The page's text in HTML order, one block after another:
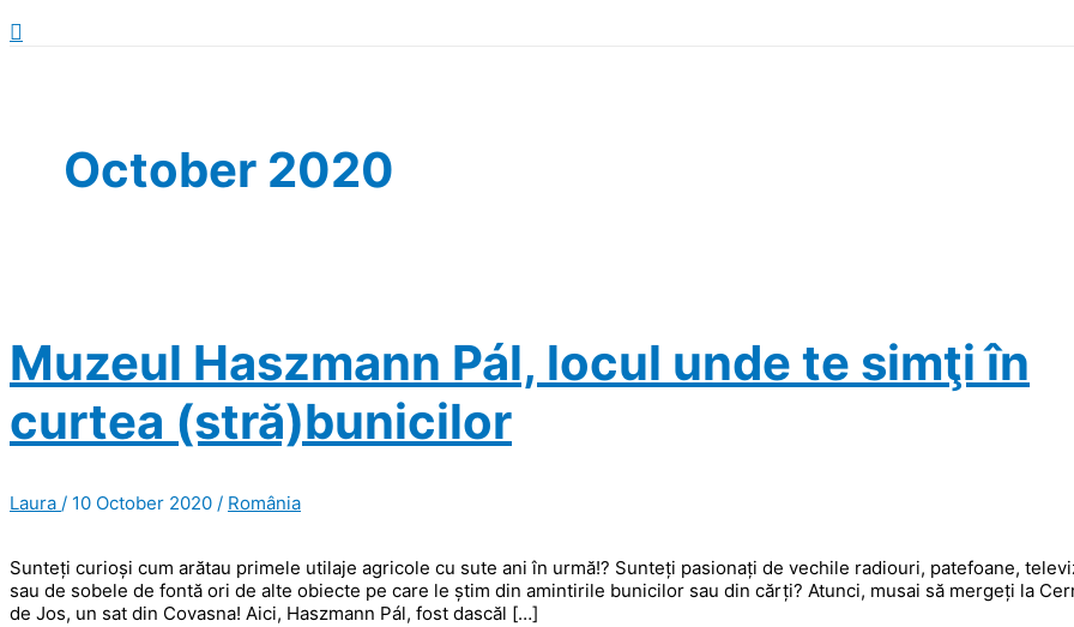
Search
October 2020
Muzeul Haszmann Pál, locul unde te simţi în
curtea (stră)bunicilor
Laura / 10 October 2020 / România
Sunteți curioși cum arătau primele utilaje agricole cu sute ani în urmă!? Sunteți pasionați de vechile radiouri, patefoane,
sau de sobele de fontă ori de alte obiecte pe care le știm din amintirile bunicilor sau din cărți? Atunci, musai să mergeți la
de Jos, un sat din Covasna! Aici, Haszmann Pál, fost dascăl […]